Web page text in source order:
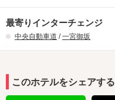
最寄りインターチェンジ
中央自動車道 /一宮御坂
このホテルをシェアする